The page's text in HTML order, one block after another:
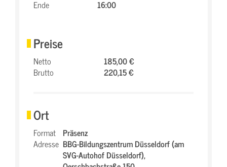
Ende
16:00
Preise
Netto
185,00 €
Brutto
220,15 €
Ort
Format Präsenz
Adresse BBG-Bildungszentrum Düsseldorf (am
SVG-Autohof Düsseldorf),